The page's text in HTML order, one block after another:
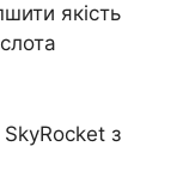
якість
з